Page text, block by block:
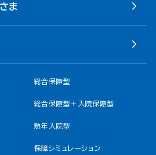
ま
総合保障型
総合保障型＋入院保障型
熟年入院型
保障シミュレーション